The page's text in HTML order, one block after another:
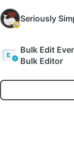
Seriously
Bulk Edit
Bulk Editor